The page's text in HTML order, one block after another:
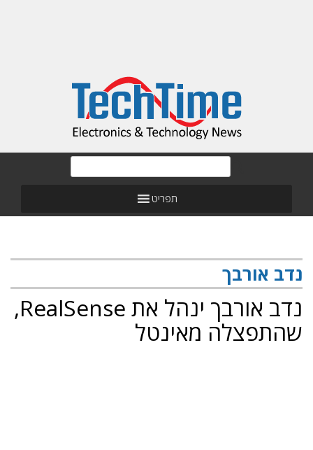
תפריט
נדב אורבך
נדב אורבך ינהל את RealSense,
שהתפצלה מאינטל